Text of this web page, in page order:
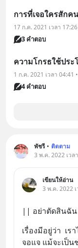
การที่เจอใครสักค
17 ก.ค. 2021 เวลา
3 คำตอบ
ความโกรธใช้ประ
1 ก.ค. 2021 เวลา 04:41
4 คำตอบ
พัชรี • ติดตาม
3 พ.ค. 2022 เวล
เขียนให้อ่าน
3 พ.ค. 2022
|| อย่าตัดสินฉัน
เรื่องมีอยู่ว่า  เ
จอแจ แม้จะเป็